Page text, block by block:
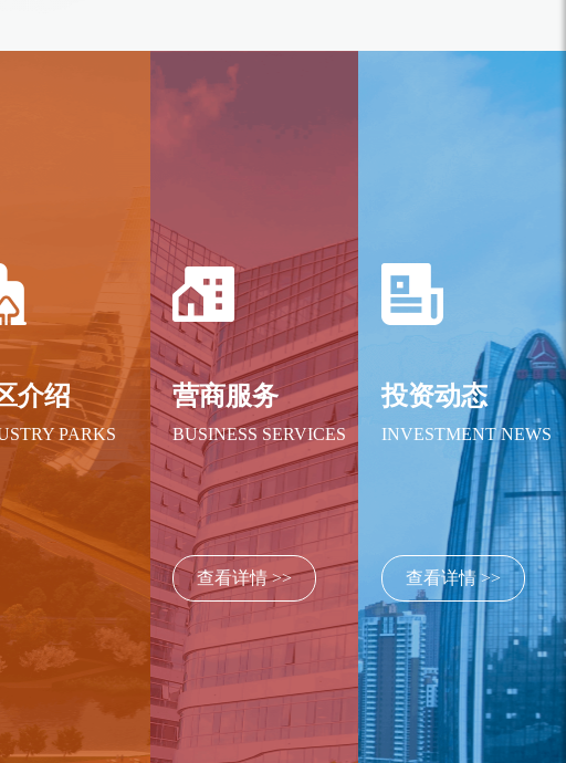
介绍
PARKS
营商服务
BUSINESS SERVICES
查看详情 >>
投资动态
INVESTMENT NEWS
查看详情 >>